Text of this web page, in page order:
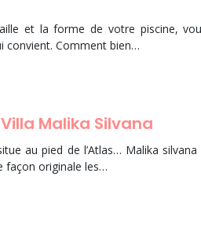
et la forme de votre piscine,
convient. Comment bien…
Malika Silvana
au pied de l’Atlas… Malika silvana
façon originale les…